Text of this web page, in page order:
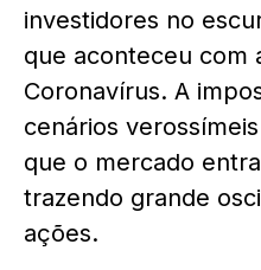
investidores no
que aconteceu com
Coronavírus. A
cenários
que o mercado
trazendo grande
ações.